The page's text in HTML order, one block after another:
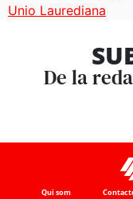
Unio Laurediana
De la
Qui som